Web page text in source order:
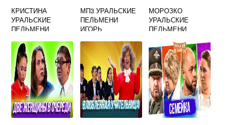
КРИСТИНА
УРАЛЬСКИЕ
ПЕЛЬМЕНИ
МП3 УРАЛЬСКИЕ
ПЕЛЬМЕНИ
ИГОРЬ
МОРОЗКО
УРАЛЬСКИЕ
ПЕЛЬМЕНИ